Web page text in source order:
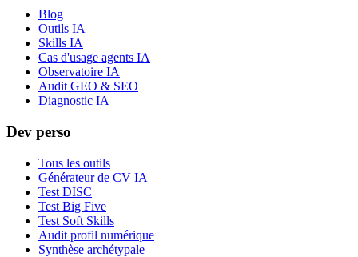
Blog
Outils IA
Skills IA
Cas d'usage agents IA
Observatoire IA
Audit GEO & SEO
Diagnostic IA
Dev perso
Tous les outils
Générateur de CV IA
Test DISC
Test Big Five
Test Soft Skills
Audit profil numérique
Synthèse archétypale